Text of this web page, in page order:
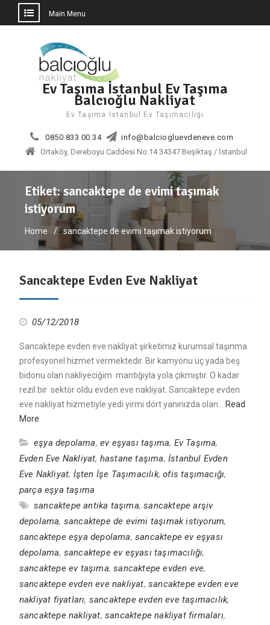
Main Menu
Ev Taşıma İstanbul Ev Taşıma
Balcıoğlu Nakliyat
Ev Taşıma İstanbul Ev Taşımacılığı
0850 833 00 34
info@balciogluevdeneve.com
Ortaköy, Dereboyu Caddesi No:14 34347 Beşiktaş / İstanbul
Etiket:sancaktepe de evimi taşımak
istiyorum
Home sancaktepe de evimi taşımak istiyorum
Sancaktepe Evden Eve Nakliyat
05/12/2018
Sancaktepe evden eve nakliyat şirketimiz kurumsal taşınma
profesyonel hizmet vermektedir. Bir kamyonu üç yada beş
bidonu olan nakliyeciğim mantığıyla yola çıkmıştır. O kadar
rezil bir sektör oldu evden eve nakliyat. Sancaktepe evden
eve nakliyat hizmetiyle yedi yirmi dört yanınızda olan… Read
More
eşya depolama, ev eşyası taşıma, Ev Taşıma,
Evden Eve Nakliyat, hastane taşıma, İstanbul Evden
Eve Nakliyat, İşten İşe Taşımacılık,ofis taşımacığı,
parça eşya taşıma
sancaktepe antika taşıma,sancaktepe arşiv
depolama, sancaktepe de evimi taşımak istiyorum,
sancaktepe eşya depolama, sancaktepe ev eşyası
depolama, sancaktepe ev eşyası taşımacılığı,
sancaktepe ev taşıma,sancaktepe evden eve,
sancaktepe evden eve nakliyat, sancaktepe evden eve
nakliyat fiyatları, sancaktepe evden eve taşımacılık,
sancaktepe nakliyat, sancaktepe nakliyat firmaları,